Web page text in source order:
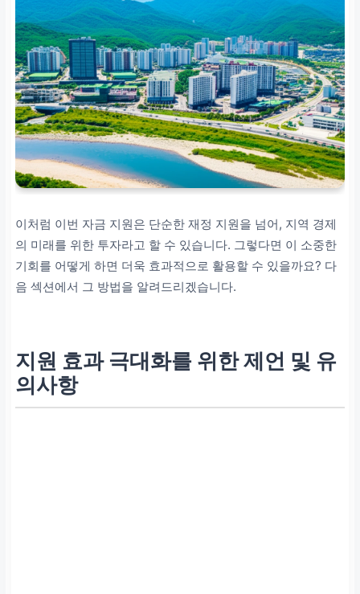
이처럼 이번 자금 지원은 단순한 재정 지원을 넘어, 지역 경제
의 미래를 위한 투자라고 할 수 있습니다. 그렇다면 이 소중한
기회를 어떻게 하면 더욱 효과적으로 활용할 수 있을까요? 다
음 섹션에서 그 방법을 알려드리겠습니다.
지원 효과 극대화를 위한 제언 및 유
의사항